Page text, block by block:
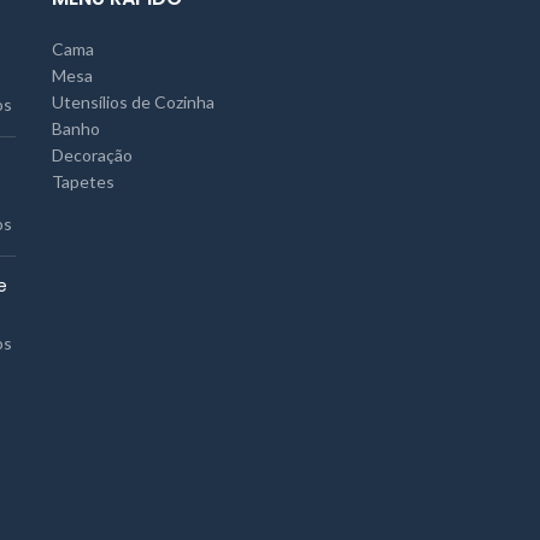
Cama
Mesa
Utensílios de Cozinha
Banho
Decoração
Tapetes